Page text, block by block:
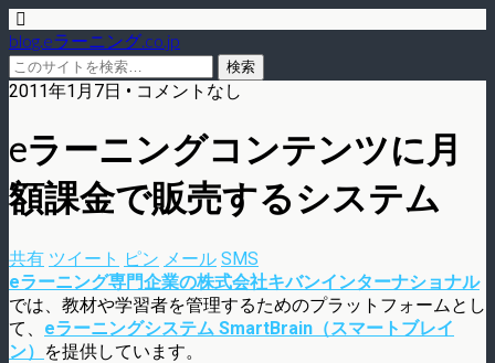
blog.eラーニング.co.jp
2011年1月7日 • コメントなし
eラーニングコンテンツに月
額課金で販売するシステム
共有 ツイート ピン メール SMS
eラーニング専門企業の株式会社キバンインターナショナル
では、教材や学習者を管理するためのプラットフォームとし
て、 eラーニングシステム SmartBrain（スマートブレイ
ン） を提供しています。